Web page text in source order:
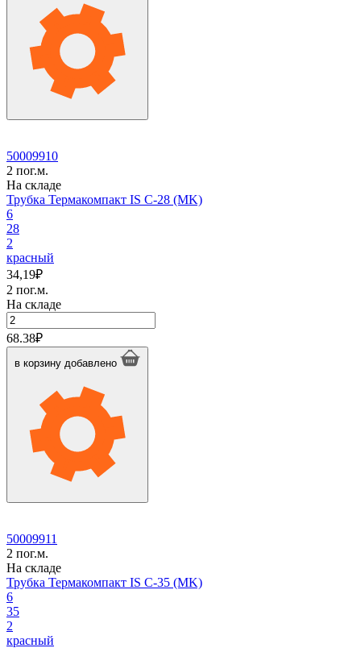
50009910
2 пог.м.
На складе
Трубка Термакомпакт IS C-28 (MK)
6
28
2
красный
34,19₽
2 пог.м.
На складе
Количество
товара
Трубка
Термакомпакт
68.38₽
в корзину добавлено
50009911
2 пог.м.
На складе
Трубка Термакомпакт IS C-35 (MK)
6
35
2
красный